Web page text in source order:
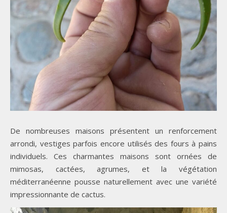
De nombreuses maisons présentent un renforcement
arrondi, vestiges parfois encore utilisés des fours à pains
individuels. Ces charmantes maisons sont ornées de
mimosas, cactées, agrumes, et la végétation
méditerranéenne pousse naturellement avec une variété
impressionnante de cactus.